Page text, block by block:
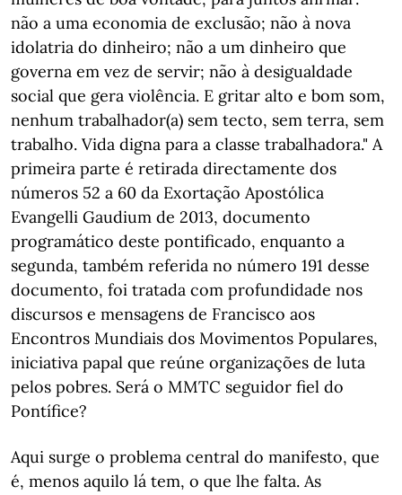
não a uma economia de exclusão; não à nova
idolatria do dinheiro; não a um dinheiro que
governa em vez de servir; não à desigualdade
social que gera violência. E gritar alto e bom som,
nenhum trabalhador(a) sem tecto, sem terra, sem
trabalho. Vida digna para a classe trabalhadora." A
primeira parte é retirada directamente dos
números 52 a 60 da Exortação Apostólica
Evangelli Gaudium de 2013, documento
programático deste pontificado, enquanto a
segunda, também referida no número 191 desse
documento, foi tratada com profundidade nos
discursos e mensagens de Francisco aos
Encontros Mundiais dos Movimentos Populares,
iniciativa papal que reúne organizações de luta
pelos pobres. Será o MMTC seguidor fiel do
Pontífice?
Aqui surge o problema central do manifesto, que
é, menos aquilo lá tem, o que lhe falta. As